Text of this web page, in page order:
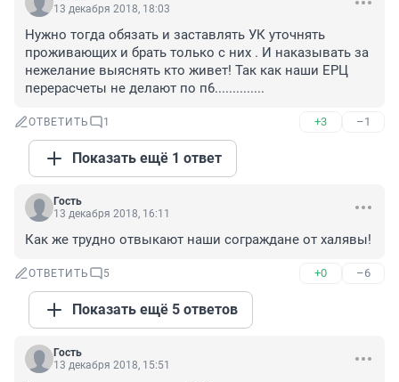
13 декабря 2018, 18:03
Нужно тогда обязать и заставлять УК уточнять
проживающих и брать только с них . И наказывать за
нежелание выяснять кто живет! Так как наши ЕРЦ
перерасчеты не делают по п6..............
ОТВЕТИТЬ 1 +3 –1
Показать ещё 1 ответ
Гость
13 декабря 2018, 16:11
Как же трудно отвыкают наши сограждане от халявы!
ОТВЕТИТЬ 5 +0 –6
Показать ещё 5 ответов
Гость
13 декабря 2018, 15:51